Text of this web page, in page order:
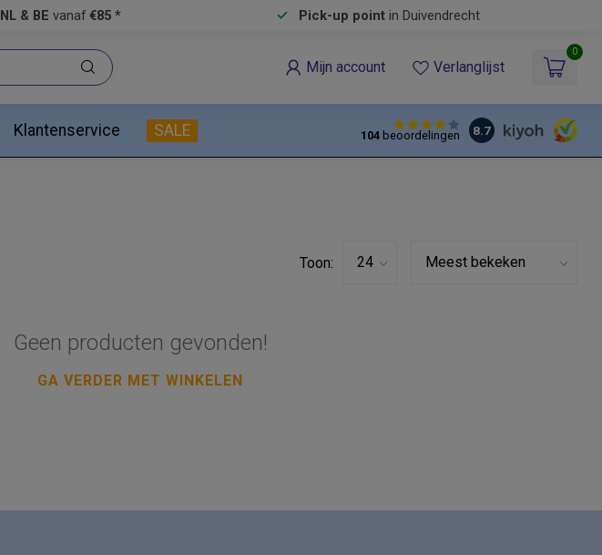
NL & BE vanaf €85 * Pick-up pointin Duivendrecht
Mijn account Verlanglijst
0
Klantenservice SALE 104beoordelingen 8.7
Toon:
Geen producten gevonden!
GA VERDER MET WINKELEN